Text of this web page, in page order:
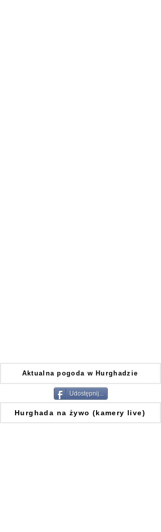
Aktualna pogoda w Hurghadzie
Udostępnij...
Hurghada na żywo (kamery live)